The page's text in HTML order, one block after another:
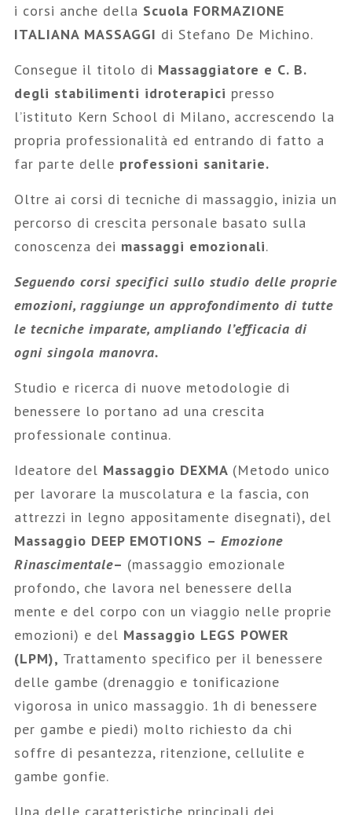
i corsi anche della Scuola FORMAZIONE
ITALIANA MASSAGGI di Stefano De Michino.
Consegue il titolo di Massaggiatore e C. B.
degli stabilimenti idroterapici presso
l’istituto Kern School di Milano, accrescendo la
propria professionalità ed entrando di fatto a
far parte delle professioni sanitarie.
Oltre ai corsi di tecniche di massaggio, inizia un
percorso di crescita personale basato sulla
conoscenza dei massaggi emozionali.
Seguendo corsi specifici sullo studio delle proprie
emozioni, raggiunge un approfondimento di tutte
le tecniche imparate, ampliando l’efficacia di
ogni singola manovra.
Studio e ricerca di nuove metodologie di
benessere lo portano ad una crescita
professionale continua.
Ideatore del Massaggio DEXMA (Metodo unico
per lavorare la muscolatura e la fascia, con
attrezzi in legno appositamente disegnati), del
Massaggio DEEP EMOTIONS – Emozione
Rinascimentale– (massaggio emozionale
profondo, che lavora nel benessere della
mente e del corpo con un viaggio nelle proprie
emozioni) e del Massaggio LEGS POWER
(LPM), Trattamento specifico per il benessere
delle gambe (drenaggio e tonificazione
vigorosa in unico massaggio. 1h di benessere
per gambe e piedi) molto richiesto da chi
soffre di pesantezza, ritenzione, cellulite e
gambe gonfie.
Una delle caratteristiche principali dei